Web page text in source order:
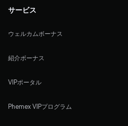
サービス
ウェルカムボーナス
紹介ボーナス
VIPポータル
Phemex VIPプログラム